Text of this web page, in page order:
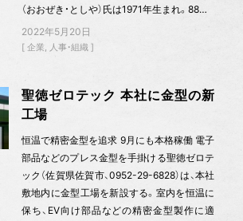
（おおぜき・としや）氏は1971年生まれ。88…
2022年5月20日
企業 人事・組織
聖徳ゼロテック 本社に金型の新
工場
恒温で精密金型を追求 9月にも本格稼働 電子
部品などのプレス金型を手掛ける聖徳ゼロテ
ック（佐賀県佐賀市、0952-29-6828）は、本社
敷地内に金型工場を新設する。室内を恒温に
保ち、EV向け部品などの精密金型製作に適